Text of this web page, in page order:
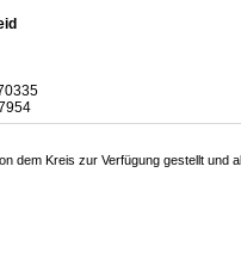
dem Kreis zur Verfügung gestellt und